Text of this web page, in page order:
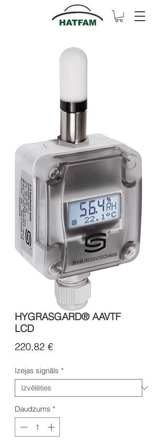
HYGRASGARD® AAVTF
LCD
220,82 €Cena
Izejas signāls *
Daudzums *